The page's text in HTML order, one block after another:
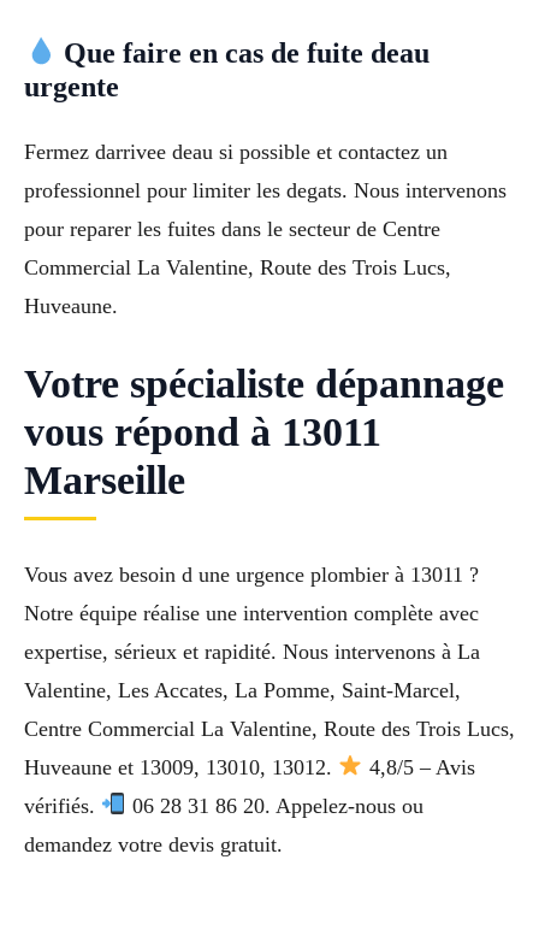
Que faire en cas de fuite deau
urgente
Fermez darrivee deau si possible et contactez un
professionnel pour limiter les degats. Nous intervenons
pour reparer les fuites dans le secteur de Centre
Commercial La Valentine, Route des Trois Lucs,
Huveaune.
Votre spécialiste dépannage
vous répond à 13011
Marseille
Vous avez besoin d une urgence plombier à 13011 ?
Notre équipe réalise une intervention complète avec
expertise, sérieux et rapidité. Nous intervenons à La
Valentine, Les Accates, La Pomme, Saint-Marcel,
Centre Commercial La Valentine, Route des Trois Lucs,
Huveaune et 13009, 13010, 13012.
4,8/5 – Avis
vérifiés.
06 28 31 86 20. Appelez-nous ou
demandez votre devis gratuit.